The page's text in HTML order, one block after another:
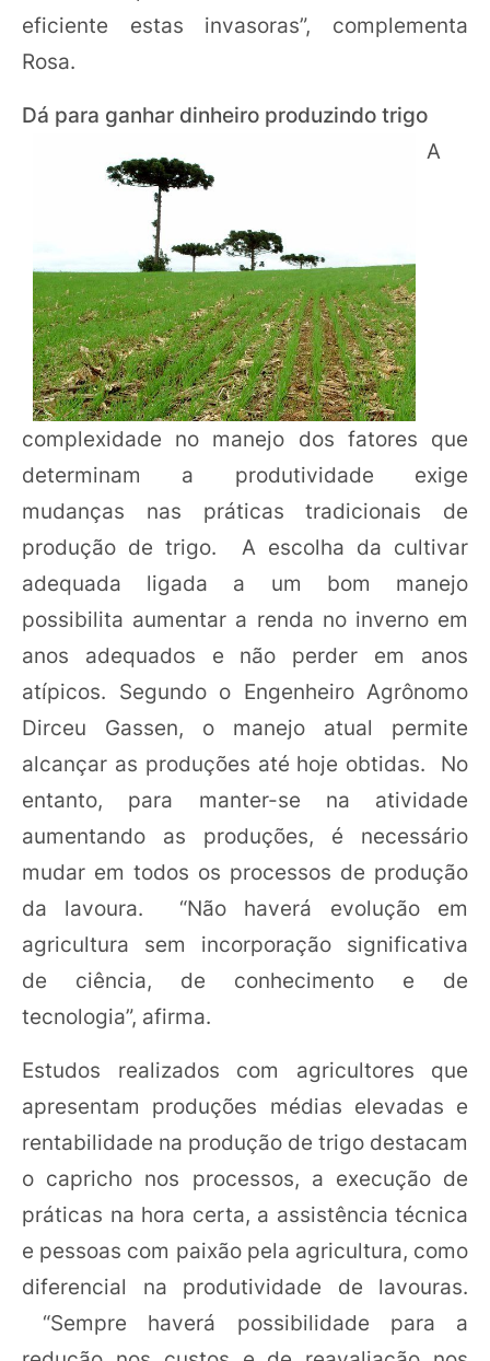
eficiente estas invasoras”, complementa
Rosa.
Dá para ganhar dinheiro produzindo trigo
A
complexidade no manejo dos fatores que
determinam a produtividade exige
mudanças nas práticas tradicionais de
produção de trigo. A escolha da cultivar
adequada ligada a um bom manejo
possibilita aumentar a renda no inverno em
anos adequados e não perder em anos
atípicos. Segundo o Engenheiro Agrônomo
Dirceu Gassen, o manejo atual permite
alcançar as produções até hoje obtidas. No
entanto, para manter-se na atividade
aumentando as produções, é necessário
mudar em todos os processos de produção
da lavoura. “Não haverá evolução em
agricultura sem incorporação significativa
de ciência, de conhecimento e de
tecnologia”, afirma.
Estudos realizados com agricultores que
apresentam produções médias elevadas e
rentabilidade na produção de trigo destacam
o capricho nos processos, a execução de
práticas na hora certa, a assistência técnica
e pessoas com paixão pela agricultura, como
diferencial na produtividade de lavouras.
“Sempre haverá possibilidade para a